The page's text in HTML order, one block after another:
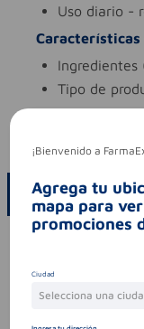
uso diario -
Características
tipo de
codigo invima
Por favor, inicie
Sin comentarios.
¡Bienvenido a
Agrega tu
mapa para
promociones
Ciudad
Selecciona una